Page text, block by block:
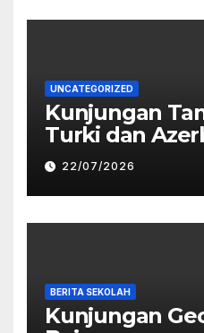
UNCATEGORIZED
Kunjungan
Turki dan
Negeri 1
22/07/2026
BERITA SEKOLAH
Kunjungan